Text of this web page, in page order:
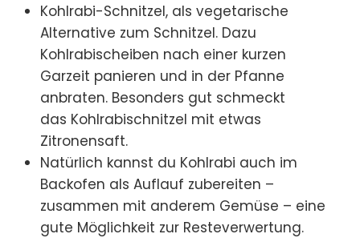
Kohlrabi-Schnitzel, als vegetarische
Alternative zum Schnitzel. Dazu
Kohlrabischeiben nach einer kurzen
Garzeit panieren und in der Pfanne
anbraten. Besonders gut schmeckt
das Kohlrabischnitzel mit etwas
Zitronensaft.
Natürlich kannst du Kohlrabi auch im
Backofen als Auflauf zubereiten –
zusammen mit anderem Gemüse – eine
gute Möglichkeit zur Resteverwertung.